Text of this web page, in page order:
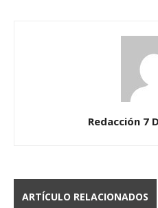
Redacción 7
ARTÍCULO RELACIONADOS